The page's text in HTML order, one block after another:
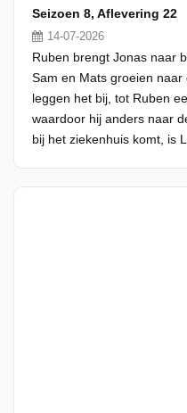
Seizoen 8, Aflevering 22
14-07-2026
Ruben brengt Jonas naar
Sam en Mats groeien
leggen het bij, tot Ruben
waardoor hij anders naar
bij het ziekenhuis komt, is